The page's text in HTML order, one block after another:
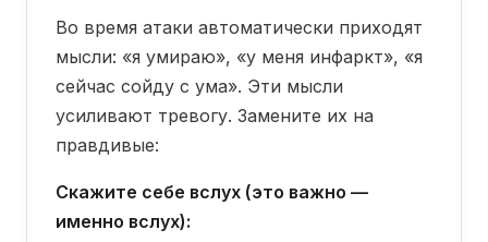
Во время атаки автоматически приходят
мысли: «я умираю», «у меня инфаркт», «я
сейчас сойду с ума». Эти мысли
усиливают тревогу. Замените их на
правдивые:
Скажите себе вслух (это важно —
именно вслух):